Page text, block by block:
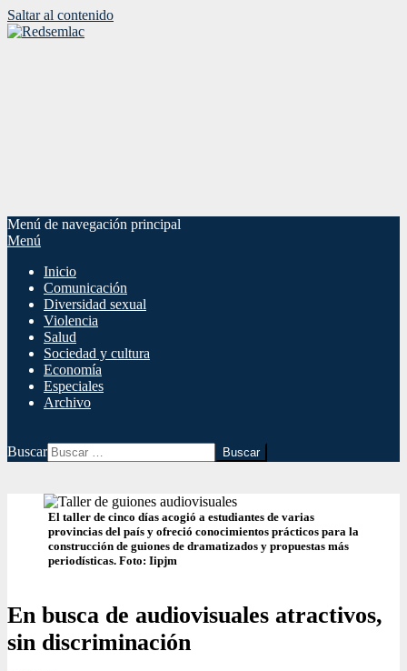
Saltar al contenido
Menú de navegación principal
Menú
Inicio
Comunicación
Diversidad sexual
Violencia
Salud
Sociedad y cultura
Economía
Especiales
Archivo
Buscar
El taller de cinco días acogió a estudiantes de varias
provincias del país y ofreció conocimientos prácticos para la
construcción de guiones de dramatizados y propuestas más
periodísticas. Foto: Iipjm
En busca de audiovisuales atractivos,
sin discriminación